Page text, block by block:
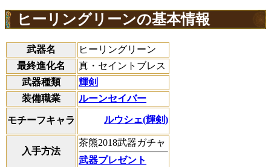
ヒーリングリーンの基本情報
武器名
ヒーリングリーン
最終進化名
真・セイントブレス
武器種類
輝剣
装備職業
ルーンセイバー
モチーフキャラ ルウシェ(輝剣)
入手方法
茶熊2018武器ガチャ
武器プレゼント